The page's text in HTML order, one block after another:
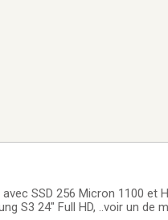
SSD 256 Micron 1100 et
S3 24" Full HD, ..voir un de